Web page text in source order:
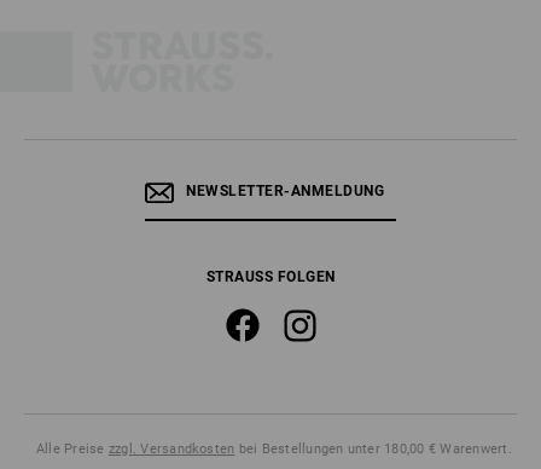
NEWSLETTER-ANMELDUNG
STRAUSS FOLGEN
Alle Preise zzgl. Versandkosten bei Bestellungen unter 180,00 € Warenwert.